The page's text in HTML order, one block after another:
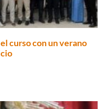
curso con un verano